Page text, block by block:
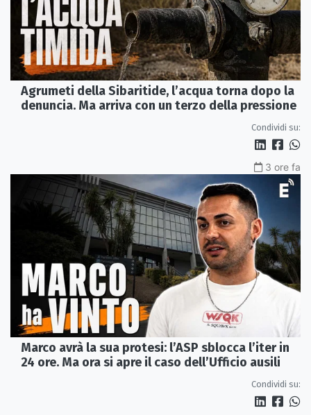
Agrumeti della Sibaritide, l’acqua torna dopo la
denuncia. Ma arriva con un terzo della pressione
Condividi su:
3 ore fa
Marco avrà la sua protesi: l’ASP sblocca l’iter in
24 ore. Ma ora si apre il caso dell’Ufficio ausili
Condividi su: